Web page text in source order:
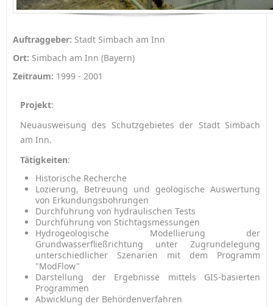
Auftraggeber: Stadt Simbach am Inn
Ort: Simbach am Inn (Bayern)
Zeitraum: 1999 - 2001
Projekt:
Neuausweisung des Schutzgebietes der Stadt Simbach
am Inn.
Tätigkeiten:
Historische Recherche
Lozierung, Betreuung und geologische Auswertung
von Erkundungsbohrungen
Durchführung von hydraulischen Tests
Durchführung von Stichtagsmessungen
Hydrogeologische Modellierung der
Grundwasserfließrichtung unter Zugrundelegung
unterschiedlicher Szenarien mit dem Programm
"ModFlow"
Darstellung der Ergebnisse mittels GIS-basierten
Programmen
Abwicklung der Behördenverfahren